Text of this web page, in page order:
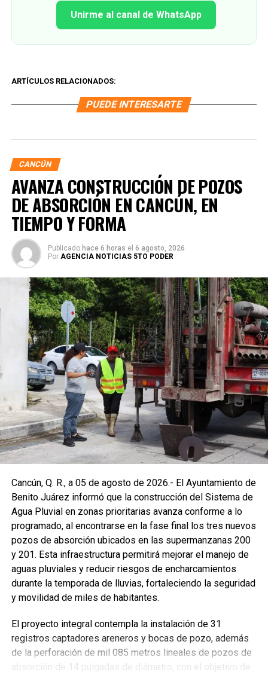
Unirme al canal de WhatsApp
ARTÍCULOS RELACIONADOS:
PUEDE INTERESARTE
CANCÚN
AVANZA CONSTRUCCIÓN DE POZOS
DE ABSORCIÓN EN CANCÚN, EN
TIEMPO Y FORMA
Publicado hace 6 horas el 6 agosto, 2026
Por AGENCIA NOTICIAS 5TO PODER
Cancún, Q. R., a 05 de agosto de 2026.- El Ayuntamiento de
Benito Juárez informó que la construcción del Sistema de
Agua Pluvial en zonas prioritarias avanza conforme a lo
programado, al encontrarse en la fase final los tres nuevos
pozos de absorción ubicados en las supermanzanas 200
y 201. Esta infraestructura permitirá mejorar el manejo de
aguas pluviales y reducir riesgos de encharcamientos
durante la temporada de lluvias, fortaleciendo la seguridad
y movilidad de miles de habitantes.
El proyecto integral contempla la instalación de 31
registros captadores areneros y bocas de pozo, además
de la perforación de mil 085 metros lineales de pozos de
absorción de 14 pulgadas de diámetro, con el objetivo de